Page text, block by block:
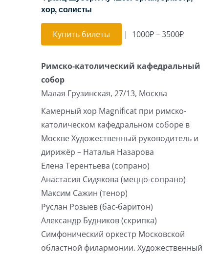
хор, солисты
Купить билеты | 1000₽ – 3500₽
Римско-католический кафедральный
собор
Малая Грузинская, 27/13, Москва
Камерный хор Magnificat при римско-
католическом кафедральном соборе в
Москве Художественный руководитель и
дирижёр – Наталья Назарова
Елена Терентьева (сопрано)
Анастасия Сидякова (меццо-сопрано)
Максим Сажин (тенор)
Руслан Розыев (бас-баритон)
Александр Будников (скрипка)
Симфонический оркестр Московской
областной филармонии. Художественный